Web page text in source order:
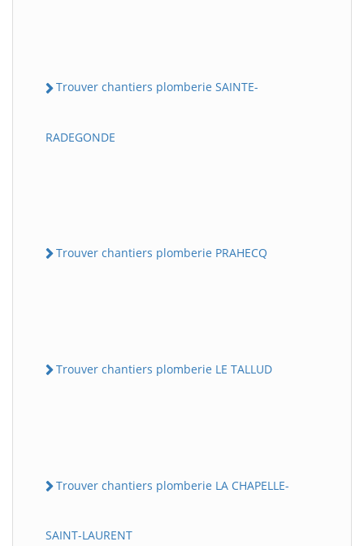
Trouver chantiers plomberie SAINTE-
RADEGONDE
Trouver chantiers plomberie PRAHECQ
Trouver chantiers plomberie LE TALLUD
Trouver chantiers plomberie LA CHAPELLE-
SAINT-LAURENT